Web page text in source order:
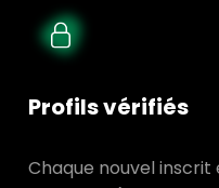
Profils vérifiés
Chaque nouvel